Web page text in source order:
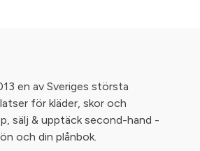
en av Sveriges största
för kläder, skor och
sälj & upptäck second-hand -
och din plånbok.